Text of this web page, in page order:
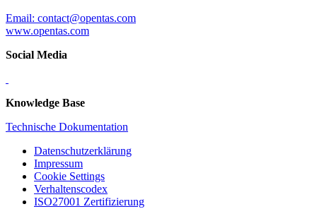
Email: contact@opentas.com
www.opentas.com
Social Media
Knowledge Base
Technische Dokumentation
Datenschutzerklärung
Impressum
Cookie Settings
Verhaltenscodex
ISO27001 Zertifizierung